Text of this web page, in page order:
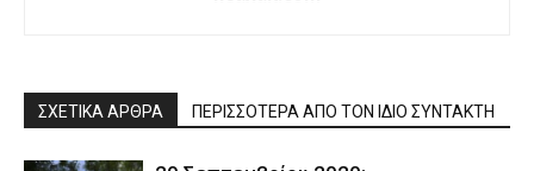
ΣΧΕΤΙΚΑ ΑΡΘΡΑ ΠΕΡΙΣΣΟΤΕΡΑ ΑΠΟ ΤΟΝ ΙΔΙΟ ΣΥΝΤΑΚΤΗ